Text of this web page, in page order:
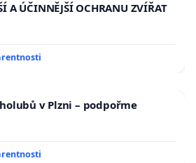
A ÚČINNĚJŠÍ OCHRANU ZVÍŘAT
v Plzni – podpořme